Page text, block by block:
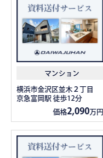
マンション
横浜市金沢区並木２丁目
京急富岡駅 徒歩12分
価格2,090万円